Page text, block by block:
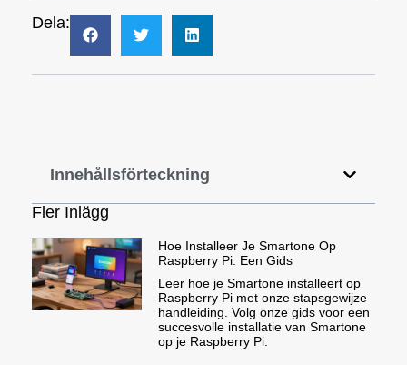
Dela:
Innehållsförteckning
Fler Inlägg
Hoe Installeer Je Smartone Op
Raspberry Pi: Een Gids
Leer hoe je Smartone installeert op
Raspberry Pi met onze stapsgewijze
handleiding. Volg onze gids voor een
succesvolle installatie van Smartone
op je Raspberry Pi.